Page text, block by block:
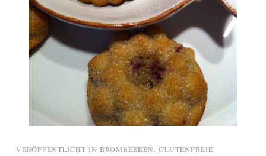
VERÖFFENTLICHT IN BROMBEEREN
GLUTENFREIE